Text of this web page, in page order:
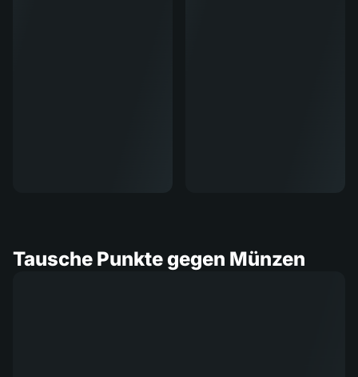
Tausche Punkte gegen Münzen